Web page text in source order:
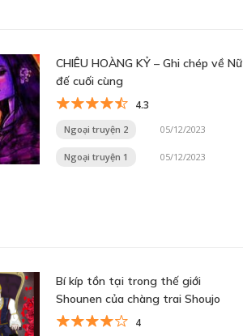
CHIÊU HOÀNG KỶ – Ghi chép về Nữ
đế cuối cùng
4.3
Ngoại truyện 2 05/12/2023
Ngoại truyện 1 05/12/2023
Bí kíp tồn tại trong thế giới
Shounen của chàng trai Shoujo
4